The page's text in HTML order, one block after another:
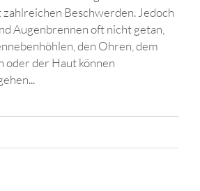
Beschwerden. Jedoch
Augenbrennen oft nicht getan,
den Ohren, dem
oder der Haut können